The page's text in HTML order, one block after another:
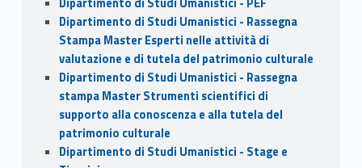
Dipartimento di Studi Umanistici - Rassegna
Stampa Master Esperti nelle attività di
valutazione e di tutela del patrimonio culturale
Dipartimento di Studi Umanistici - Rassegna
stampa Master Strumenti scientifici di
supporto alla conoscenza e alla tutela del
patrimonio culturale
Dipartimento di Studi Umanistici - Stage e